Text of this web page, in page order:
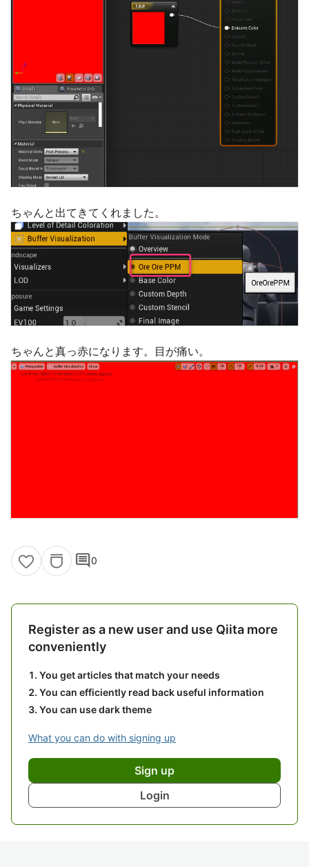
ちゃんと出てきてくれました。
ちゃんと真っ赤になります。目が痛い。
comment0
Register as a new user and use Qiita more
conveniently
You get articles that match your needs
You can efficiently read back useful information
You can use dark theme
What you can do with signing up
Sign up
Login